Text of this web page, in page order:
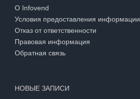
О Infovend
Условия предоставления информации
Отказ от ответственности
Правовая информация
Обратная связь
НОВЫЕ ЗАПИСИ